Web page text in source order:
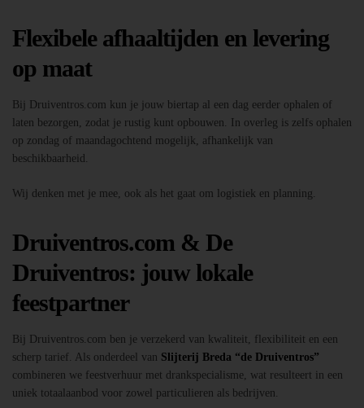
Flexibele afhaaltijden en levering
op maat
Bij Druiventros.com kun je jouw biertap al een dag eerder ophalen of
laten bezorgen, zodat je rustig kunt opbouwen. In overleg is zelfs ophalen
op zondag of maandagochtend mogelijk, afhankelijk van
beschikbaarheid.
Wij denken met je mee, ook als het gaat om logistiek en planning.
Druiventros.com & De
Druiventros: jouw lokale
feestpartner
Bij Druiventros.com ben je verzekerd van kwaliteit, flexibiliteit en een
scherp tarief. Als onderdeel van Slijterij Breda “de Druiventros”
combineren we feestverhuur met drankspecialisme, wat resulteert in een
uniek totaalaanbod voor zowel particulieren als bedrijven.